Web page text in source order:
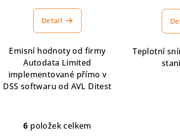
Detail
Emisní hodnoty od firmy
Autodata Limited
implementované přímo v
DSS softwaru od AVL Ditest
Teplotní
O
6 položek celkem